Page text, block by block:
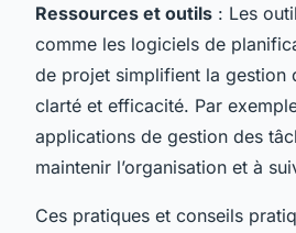
Ressources et outils : Les
comme les logiciels de
de projet simplifient la gestion
clarté et efficacité. Par
applications de gestion des
maintenir l’organisation et à
Ces pratiques et conseils